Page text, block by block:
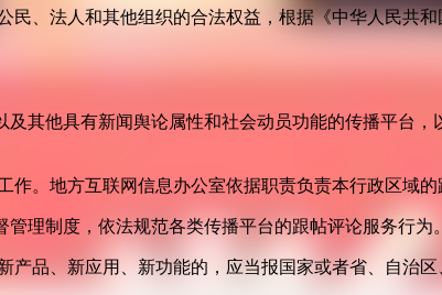
、法人和其他组织的合法权益，根据《中华人民共
其他具有新闻舆论属性和社会动员功能的传播平台
。地方互联网信息办公室依据职责负责本行政区域
理制度，依法规范各类传播平台的跟帖评论服务行为
品、新应用、新功能的，应当报国家或者省、自治